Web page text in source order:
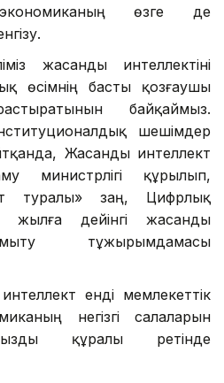
өзге де
жасанды интеллектіні
өсімнің басты қозғаушы
байқаймыз.
шешімдер
Жасанды интеллект
министрлігі құрылып,
туралы» заң, Цифрлық
дейінгі жасанды
тұжырымдамасы
енді мемлекеттік
негізгі салаларын
құралы ретінде